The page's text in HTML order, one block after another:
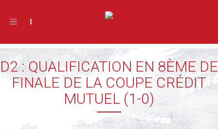
Toggle navigation
D2 : QUALIFICATION EN 8ÈME DE
FINALE DE LA COUPE CRÉDIT
MUTUEL (1-0)